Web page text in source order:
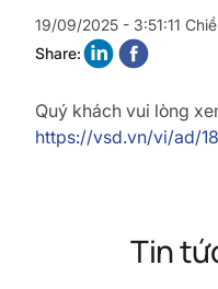
19/09/2025 - 3:51:11
Share:
Quý khách vui lòng
https://vsd.vn/vi/ad/
Tin